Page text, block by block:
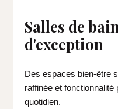
Salles de bain
d'exception
Des espaces bien-être
raffinée et
quotidien.